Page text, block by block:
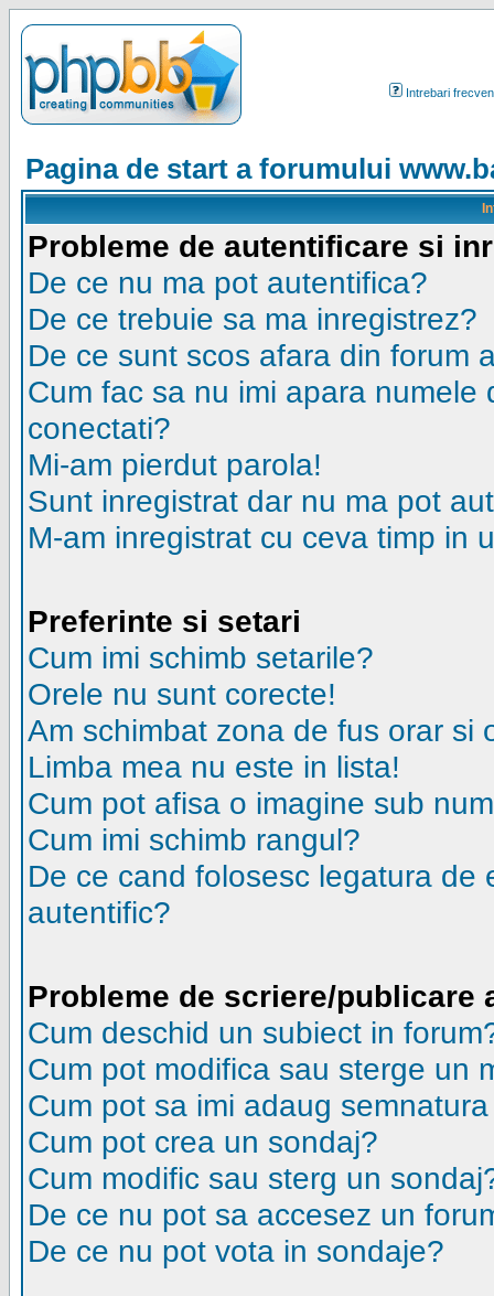
Intrebari
Pagina de start a forumului
Probleme de autentificare si
De ce nu ma pot autentifica?
De ce trebuie sa ma inregistrez?
De ce sunt scos afara din forum
Cum fac sa nu imi apara
conectati?
Mi-am pierdut parola!
Sunt inregistrat dar nu ma pot
M-am inregistrat cu ceva timp in
Preferinte si setari
Cum imi schimb setarile?
Orele nu sunt corecte!
Am schimbat zona de fus orar si
Limba mea nu este in lista!
Cum pot afisa o imagine sub
Cum imi schimb rangul?
De ce cand folosesc legatura de
autentific?
Probleme de scriere/publicare
Cum deschid un subiect in
Cum pot modifica sau sterge un
Cum pot sa imi adaug
Cum pot crea un sondaj?
Cum modific sau sterg un
De ce nu pot sa accesez un
De ce nu pot vota in sondaje?